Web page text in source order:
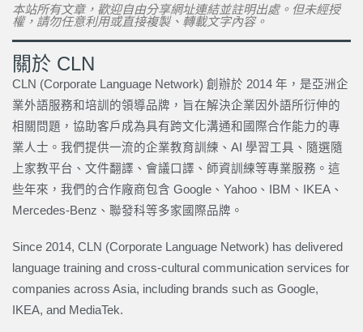
本站所有文章，歡迎自由分享網址連結並註明出處。但未經授
權，請勿任意利用或直接複製、轉載文字內容。
關於 CLN
CLN (Corporate Language Network) 創辦於 2014 年，是亞洲企
業外語服務和培訓的領導品牌，旨在解決企業因外語所衍伸的
相關問題，協助客戶成為具有跨文化溝通和國際合作能力的專
業人士。我們提供一流的企業教育訓練、AI 學習工具、隨選隨
上家教平台、文件翻譯、會議口譯、師資訓練等專業服務。這
些年來，我們的合作廠商包含 Google、Yahoo、IBM、IKEA、
Mercedes-Benz、聯發科等多家國際品牌。
Since 2014, CLN (Corporate Language Network) has delivered
language training and cross-cultural communication services for
companies across Asia, including brands such as Google,
IKEA, and MediaTek.